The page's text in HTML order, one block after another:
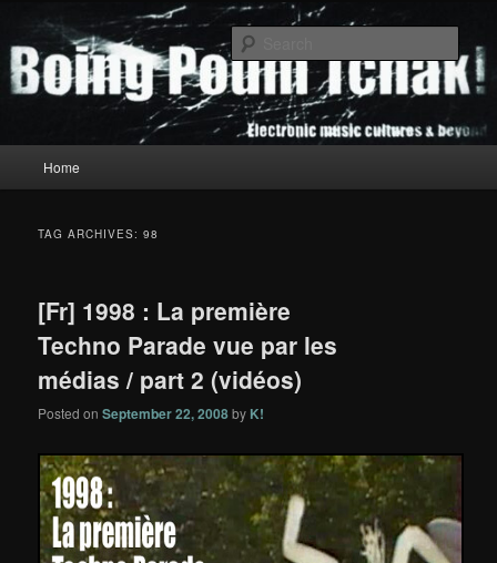
primary
content
secondary
contentBoing Poum Tchak!
Home
TAG ARCHIVES:98
[Fr] 1998 : La première
Techno Parade vue par les
médias / part 2 (vidéos)
Posted onSeptember 22, 2008by K!